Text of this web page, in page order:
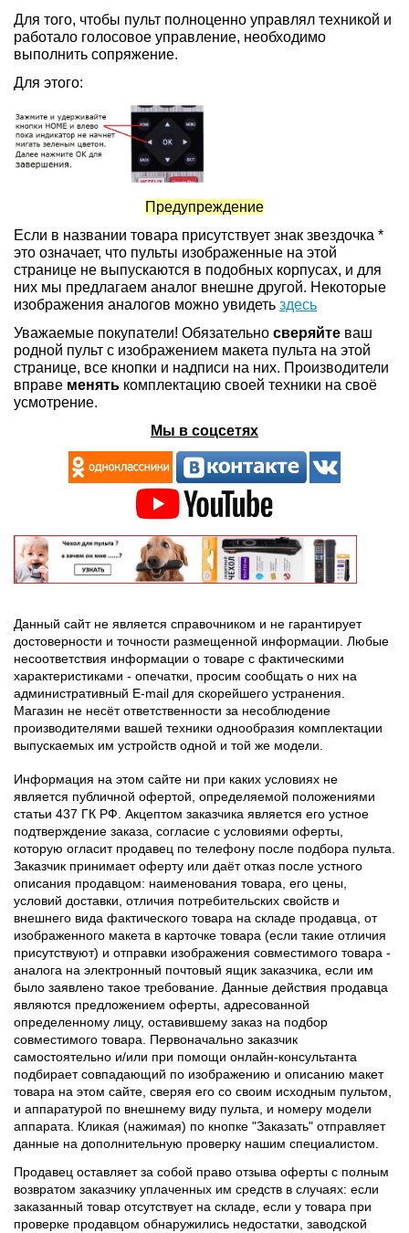
Для того, чтобы пульт полноценно управлял техникой и
работало голосовое управление, необходимо
выполнить сопряжение.
Для этого:
Предупреждение
Если в названии товара присутствует знак звездочка *
это означает, что пульты изображенные на этой
странице не выпускаются в подобных корпусах, и для
них мы предлагаем аналог внешне другой. Некоторые
изображения аналогов можно увидеть здесь
Уважаемые покупатели! Обязательно сверяйте ваш
родной пульт с изображением макета пульта на этой
странице, все кнопки и надписи на них. Производители
вправе менять комплектацию своей техники на своё
усмотрение.
Мы в соцсетях
Данный сайт не является справочником и не гарантирует
достоверности и точности размещенной информации. Любые
несоответствия информации о товаре с фактическими
характеристиками - опечатки, просим сообщать о них на
административный E-mail для скорейшего устранения.
Магазин не несёт ответственности за несоблюдение
производителями вашей техники однообразия комплектации
выпускаемых им устройств одной и той же модели.
Информация на этом сайте ни при каких условиях не
является публичной офертой, определяемой положениями
статьи 437 ГК РФ. Акцептом заказчика является его устное
подтверждение заказа, согласие с условиями оферты,
которую огласит продавец по телефону после подбора пульта.
Заказчик принимает оферту или даёт отказ после устного
описания продавцом: наименования товара, его цены,
условий доставки, отличия потребительских свойств и
внешнего вида фактического товара на складе продавца, от
изображенного макета в карточке товара (если такие отличия
присутствуют) и отправки изображения совместимого товара -
аналога на электронный почтовый ящик заказчика, если им
было заявлено такое требование. Данные действия продавца
являются предложением оферты, адресованной
определенному лицу, оставившему заказ на подбор
совместимого товара. Первоначально заказчик
самостоятельно и/или при помощи онлайн-консультанта
подбирает совпадающий по изображению и описанию макет
товара на этом сайте, сверяя его со своим исходным пультом,
и аппаратурой по внешнему виду пульта, и номеру модели
аппарата. Кликая (нажимая) по кнопке "Заказать" отправляет
данные на дополнительную проверку нашим специалистом.
Продавец оставляет за собой право отзыва оферты с полным
возвратом заказчику уплаченных им средств в случаях: если
заказанный товар отсутствует на складе, если у товара при
проверке продавцом обнаружились недостатки, заводской